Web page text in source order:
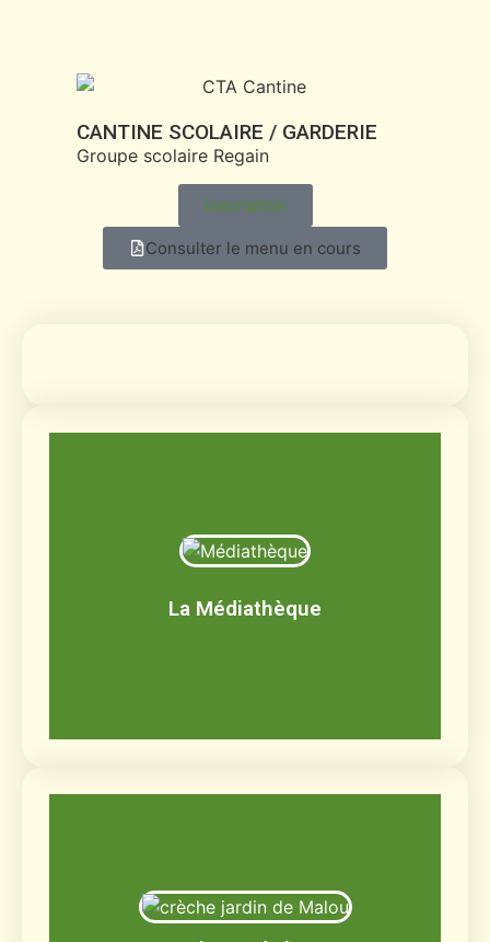
CANTINE SCOLAIRE / GARDERIE
Groupe scolaire Regain
Inscription
Consulter le menu en cours
La Médiathèque
Médiathèque
Livres, BD, documentaires, jeux de société,
Le jardin de Malou